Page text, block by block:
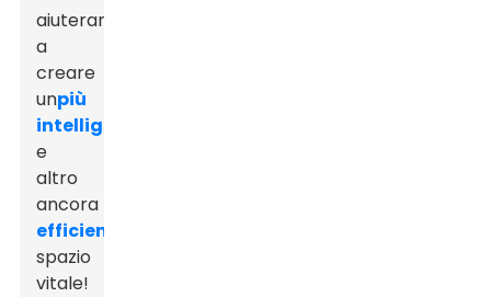
aiuteranno
a
creare
unpiù
intelligente
e
altro
ancora
efficiente
spazio
vitale!